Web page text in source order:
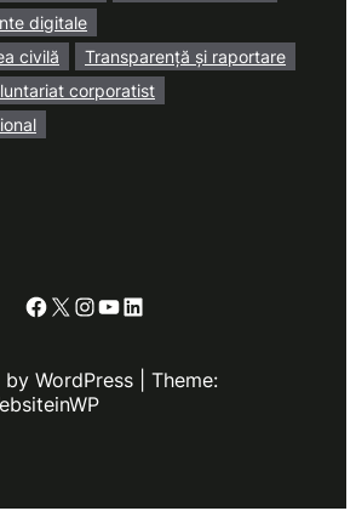
digitale
civilă
Transparență și raportare
corporatist
Facebook
X Instagram
YouTube
LinkedIn
WordPress | Theme: